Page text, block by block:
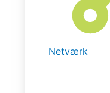
Netværk